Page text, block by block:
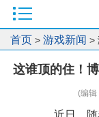
首页 > 游戏新闻 >
这谁顶的住！
(编辑
近日，随着